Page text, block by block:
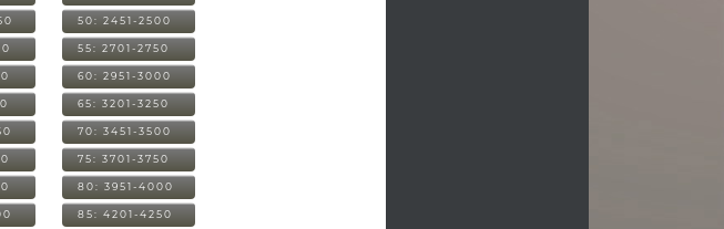
50: 2451-2500
55: 2701-2750
60: 2951-3000
65: 3201-3250
70: 3451-3500
75: 3701-3750
80: 3951-4000
85: 4201-4250